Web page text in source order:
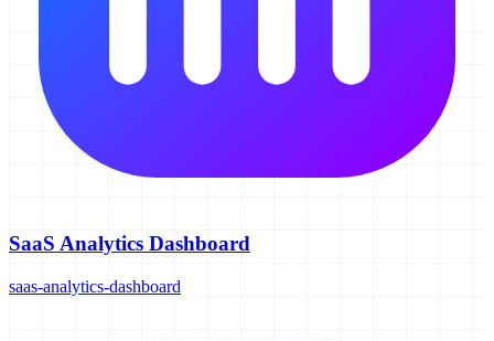
SaaS Analytics Dashboard
saas-analytics-dashboard